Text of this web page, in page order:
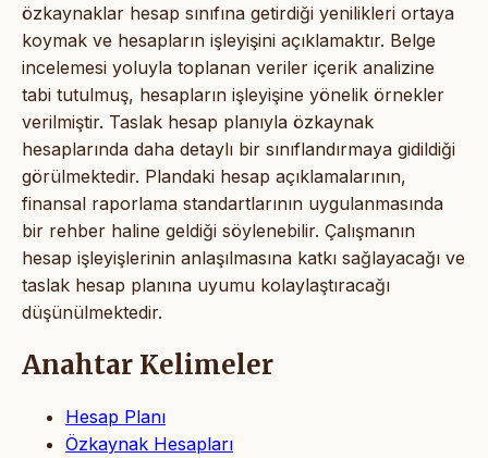
özkaynaklar hesap sınıfına getirdiği yenilikleri ortaya
koymak ve hesapların işleyişini açıklamaktır. Belge
incelemesi yoluyla toplanan veriler içerik analizine
tabi tutulmuş, hesapların işleyişine yönelik örnekler
verilmiştir. Taslak hesap planıyla özkaynak
hesaplarında daha detaylı bir sınıflandırmaya gidildiği
görülmektedir. Plandaki hesap açıklamalarının,
finansal raporlama standartlarının uygulanmasında
bir rehber haline geldiği söylenebilir. Çalışmanın
hesap işleyişlerinin anlaşılmasına katkı sağlayacağı ve
taslak hesap planına uyumu kolaylaştıracağı
düşünülmektedir.
Anahtar Kelimeler
Hesap Planı
Özkaynak Hesapları